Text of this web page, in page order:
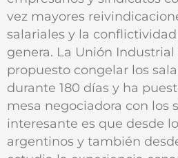
vez mayores
salariales y la
genera. La Unión
propuesto congelar los
durante 180 días y ha
mesa negociadora con los
interesante es que desde
argentinos y también